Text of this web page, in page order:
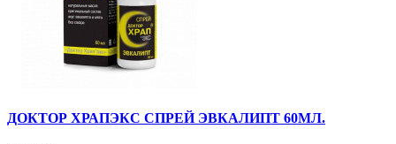
ДОКТОР ХРАПЭКС СПРЕЙ ЭВКАЛИПТ 60МЛ.